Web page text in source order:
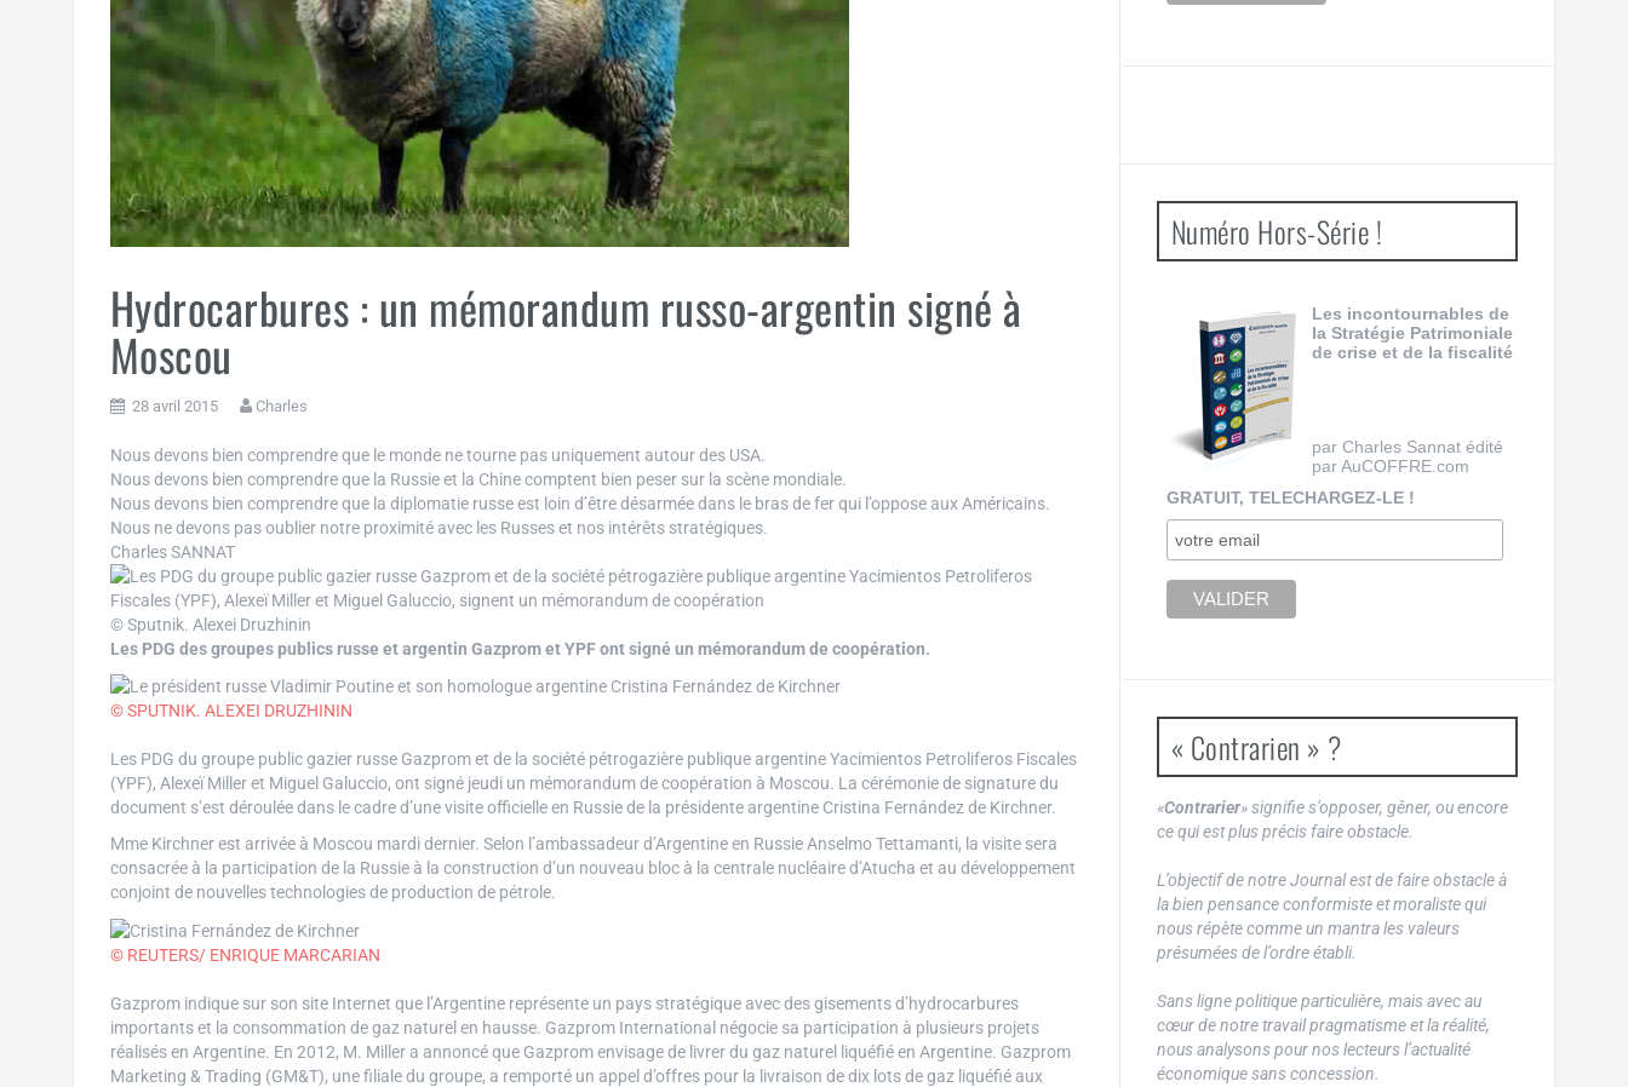
Hydrocarbures : un mémorandum russo-argentin signé à
Moscou
28 avril 2015 Charles
Nous devons bien comprendre que le monde ne tourne pas uniquement autour des USA.
Nous devons bien comprendre que la Russie et la Chine comptent bien peser sur la scène mondiale.
Nous devons bien comprendre que la diplomatie russe est loin d’être désarmée dans le bras de fer qui l’oppose aux Américains.
Nous ne devons pas oublier notre proximité avec les Russes et nos intérêts stratégiques.
Charles SANNAT
© Sputnik. Alexei Druzhinin
Les PDG des groupes publics russe et argentin Gazprom et YPF ont signé un mémorandum de coopération.
© SPUTNIK. ALEXEI DRUZHININ
Les PDG du groupe public gazier russe Gazprom et de la société pétrogazière publique argentine Yacimientos Petroliferos Fiscales
(YPF), Alexeï Miller et Miguel Galuccio, ont signé jeudi un mémorandum de coopération à Moscou. La cérémonie de signature du
document s’est déroulée dans le cadre d’une visite officielle en Russie de la présidente argentine Cristina Fernández de Kirchner.
Mme Kirchner est arrivée à Moscou mardi dernier. Selon l’ambassadeur d’Argentine en Russie Anselmo Tettamanti, la visite sera
consacrée à la participation de la Russie à la construction d’un nouveau bloc à la centrale nucléaire d’Atucha et au développement
conjoint de nouvelles technologies de production de pétrole.
© REUTERS/ ENRIQUE MARCARIAN
Gazprom indique sur son site Internet que l’Argentine représente un pays stratégique avec des gisements d’hydrocarbures
importants et la consommation de gaz naturel en hausse. Gazprom International négocie sa participation à plusieurs projets
réalisés en Argentine. En 2012, M. Miller a annoncé que Gazprom envisage de livrer du gaz naturel liquéfié en Argentine. Gazprom
Marketing & Trading (GM&T), une filiale du groupe, a remporté un appel d’offres pour la livraison de dix lots de gaz liquéfié aux
Numéro Hors-Série !
Les incontournables de
la Stratégie Patrimoniale
de crise et de la fiscalité
par Charles Sannat édité
par AuCOFFRE.com
GRATUIT, TELECHARGEZ-LE !
« Contrarien » ?
«Contrarier» signifie s’opposer, gêner, ou encore
ce qui est plus précis faire obstacle.
L’objectif de notre Journal est de faire obstacle à
la bien pensance conformiste et moraliste qui
nous répète comme un mantra les valeurs
présumées de l’ordre établi.
Sans ligne politique particulière, mais avec au
cœur de notre travail pragmatisme et la réalité,
nous analysons pour nos lecteurs l’actualité
économique sans concession.